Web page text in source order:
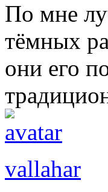
По мне
тёмных
они его
vallahar